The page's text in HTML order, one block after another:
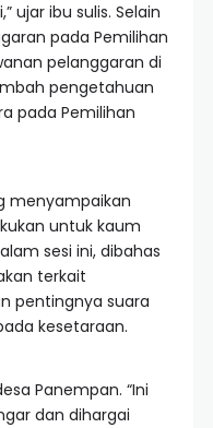
ujar ibu sulis. Selain
pada Pemilihan
pelanggaran di
pengetahuan
pada Pemilihan
menyampaikan
untuk kaum
sesi ini, dibahas
terkait
pentingnya suara
kesetaraan.
Panempan. “Ini
dan dihargai